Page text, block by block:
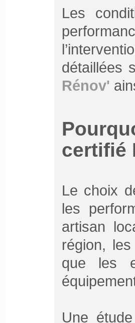
Les
détaillées
Rénov'
certifié
Le choix
les
artisan
région,
que les
Une